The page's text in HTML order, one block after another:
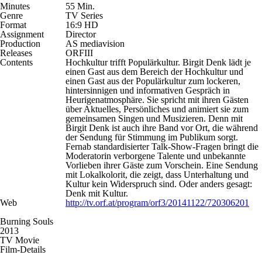
Minutes
55 Min.
Genre
TV Series
Format
16:9 HD
Assignment
Director
Production
AS mediavision
Releases
ORFIII
Contents
Hochkultur trifft Populärkultur. Birgit Denk lädt je
einen Gast aus dem Bereich der Hochkultur und
einen Gast aus der Populärkultur zum lockeren,
hintersinnigen und informativen Gespräch in
Heurigenatmosphäre. Sie spricht mit ihren Gästen
über Aktuelles, Persönliches und animiert sie zum
gemeinsamen Singen und Musizieren. Denn mit
Birgit Denk ist auch ihre Band vor Ort, die während
der Sendung für Stimmung im Publikum sorgt.
Fernab standardisierter Talk-Show-Fragen bringt die
Moderatorin verborgene Talente und unbekannte
Vorlieben ihrer Gäste zum Vorschein. Eine Sendung
mit Lokalkolorit, die zeigt, dass Unterhaltung und
Kultur kein Widerspruch sind. Oder anders gesagt:
Denk mit Kultur.
Web
http://tv.orf.at/program/orf3/20141122/720306201
Burning Souls
2013
TV Movie
Film-Details